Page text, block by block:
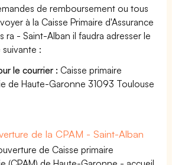
de remboursement ou tous
à la Caisse Primaire d'Assurance
ra - Saint-Alban il faudra adresser le
suivante :
le courrier : Caisse primaire
de Haute-Garonne 31093 Toulouse
de la CPAM - Saint-Alban
de Caisse primaire